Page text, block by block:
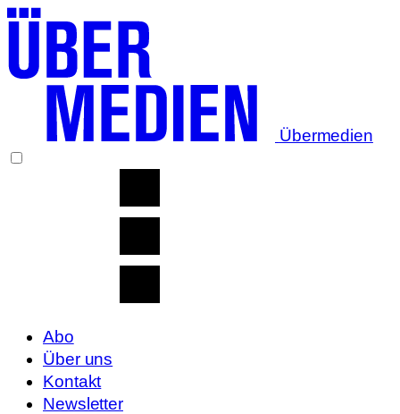
Übermedien
Abo
Über uns
Kontakt
Newsletter